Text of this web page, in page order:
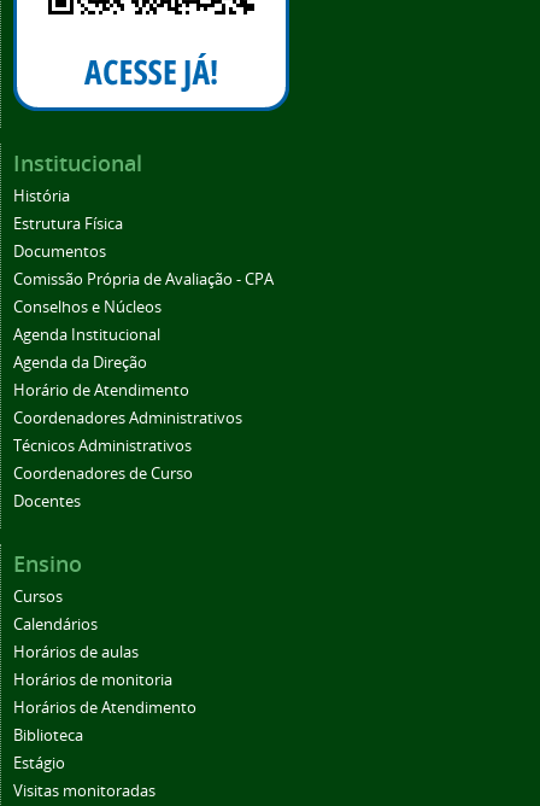
Institucional
História
Estrutura Física
Documentos
Comissão Própria de Avaliação - CPA
Conselhos e Núcleos
Agenda Institucional
Agenda da Direção
Horário de Atendimento
Coordenadores Administrativos
Técnicos Administrativos
Coordenadores de Curso
Docentes
Ensino
Cursos
Calendários
Horários de aulas
Horários de monitoria
Horários de Atendimento
Biblioteca
Estágio
Visitas monitoradas